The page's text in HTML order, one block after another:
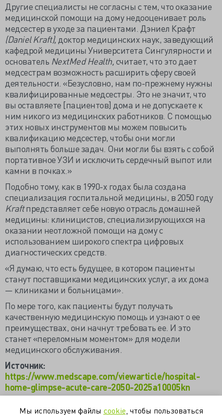
Другие специалисты не согласны с тем, что оказание
медицинской помощи на дому недооценивает роль
медсестер в уходе за пациентами. Дэниел Крафт
(Daniel Kraft), доктор медицинских наук, заведующий
кафедрой медицины Университета Сингулярности и
основатель NextMed Health,считает, что это дает
медсестрам возможность расширить сферу своей
деятельности. «Безусловно, нам по-прежнему нужны
квалифицированные медсестры. Это не значит, что
вы оставляете [пациентов] дома и не допускаете к
ним никого из медицинских работников. С помощью
этих новых инструментов мы можем повысить
квалификацию медсестер, чтобы они могли
выполнять больше задач. Они могли бы взять с собой
портативное УЗИ и исключить сердечный выпот или
камни в почках.»
Подобно тому, как в 1990-х годах была создана
специализация госпитальной медицины, в 2050 году
Kraftпредставляет себе новую отрасль домашней
медицины: клиницистов, специализирующихся на
оказании неотложной помощи на дому с
использованием широкого спектра цифровых
диагностических средств.
«Я думаю, что есть будущее, в котором пациенты
станут поставщиками медицинских услуг, а их дома
— клиниками и больницами».
По мере того, как пациенты будут получать
качественную медицинскую помощь и узнают о ее
преимуществах, они начнут требовать ее. И это
станет «переломным моментом» для модели
медицинского обслуживания.
Источник:
https://www.medscape.com/viewarticle/hospital-
home-glimpse-acute-care-2050-2025a10005kn
Мы используем файлы cookie , чтобы пользоваться